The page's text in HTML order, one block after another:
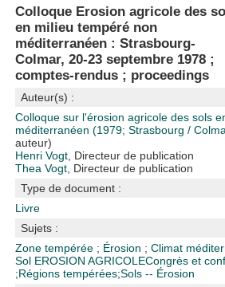
Colloque Erosion agricole des
en milieu tempéré non
méditerranéen : Strasbourg-
Colmar, 20-23 septembre 1978 ;
comptes-rendus ; proceedings
Auteur(s) :
Colloque sur l'érosion agricole des sols
méditerranéen (1979; Strasbourg /
auteur)
Henri Vogt , Directeur de publication
Thea Vogt , Directeur de publication
Type de document :
Livre
Sujets :
Zone tempérée ; Érosion ;Climat
Sol EROSION AGRICOLECongrès et
;Régions tempérées;Sols -- Érosion